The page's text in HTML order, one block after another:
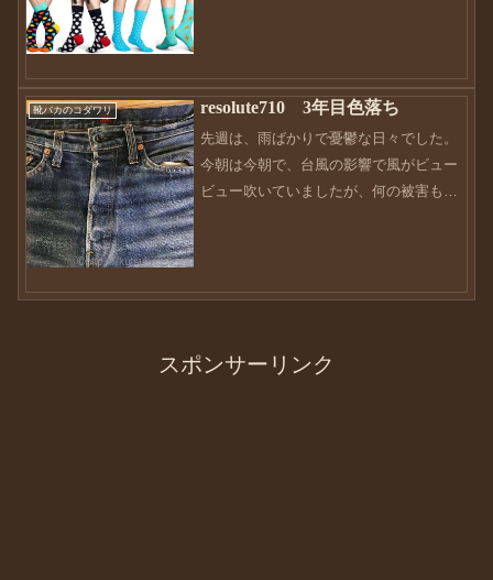
のです。さてさて、日中...
靴バカのコダワリ resolute710 3年目色落ち
先週は、雨ばかりで憂鬱な日々でした。
今朝は今朝で、台風の影響で風がビュー
ビュー吹いていましたが、何の被害もな
なかったので良かったです...
スポンサーリンク